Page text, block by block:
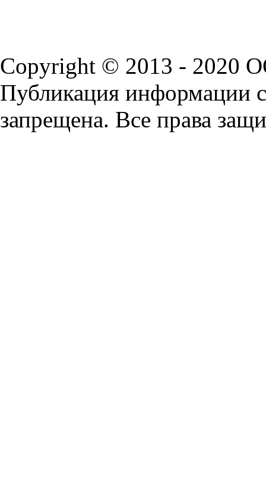
Copyright © 2013 - 2020
Публикация информации
запрещена. Все права